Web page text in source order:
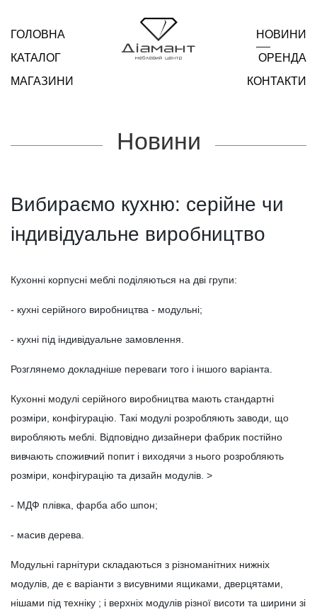
ГОЛОВНА
КАТАЛОГ
МАГАЗИНИ
НОВИНИ
ОРЕНДА
КОНТАКТИ
Новини
Вибираємо кухню: серійне чи
індивідуальне виробництво
Кухонні корпусні меблі поділяються на дві групи:
- кухні серійного виробництва - модульні;
- кухні під індивідуальне замовлення.
Розглянемо докладніше переваги того і іншого варіанта.
Кухонні модулі серійного виробництва мають стандартні
розміри, конфігурацію. Такі модулі розробляють заводи, що
виробляють меблі. Відповідно дизайнери фабрик постійно
вивчають споживчий попит і виходячи з нього розробляють
розміри, конфігурацію та дизайн модулів. >
- МДФ плівка, фарба або шпон;
- масив дерева.
Модульні гарнітури складаються з різноманітних нижніх
модулів, де є варіанти з висувними ящиками, дверцятами,
нішами під техніку ; і верхніх модулів різної висоти та ширини зі